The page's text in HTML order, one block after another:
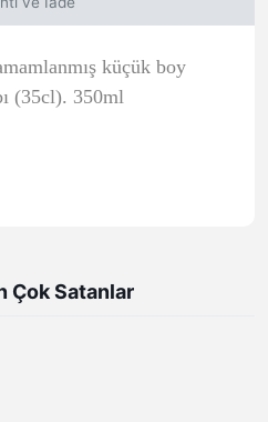
küçük boy
(35cl). 350ml
Çok Satanlar